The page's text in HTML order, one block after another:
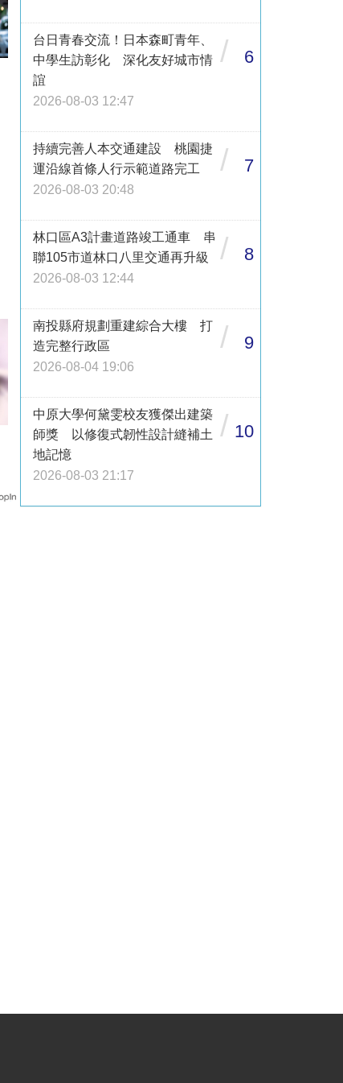
台日青春交流！日本森町青年、
中學生訪彰化 深化友好城市情
誼
2026-08-03 12:47
/ 6
持續完善人本交通建設 桃園捷
運沿線首條人行示範道路完工
2026-08-03 20:48
/ 7
林口區A3計畫道路竣工通車 串
聯105市道林口八里交通再升級
2026-08-03 12:44
/ 8
南投縣府規劃重建綜合大樓 打
造完整行政區
2026-08-04 19:06
/ 9
中原大學何黛雯校友獲傑出建築
師獎 以修復式韌性設計縫補土
地記憶
2026-08-03 21:17
/ 10